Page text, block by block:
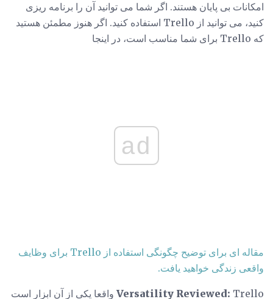
امکانات بی پایان هستند. اگر شما می توانید آن را برنامه ریزی
کنید، می توانید از Trello استفاده کنید. اگر هنوز مطمئن هستید
که Trello برای شما مناسب است، در اینجا
ad
مقاله ای برای توضیح چگونگی استفاده از Trello برای وظایف
واقعی زندگی خواهید یافت.
Versatility Reviewed: Trello واقعا یکی از آن ابزار است